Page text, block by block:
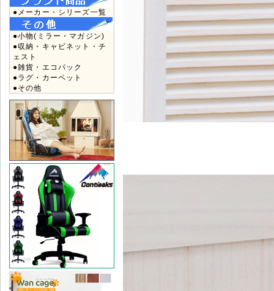
●メーカー・シリーズ一覧
●小物(ミラー・マガジン)
●収納・キャビネット・チ
ェスト
●雑貨・エコバック
●ラグ・カーペット
●その他